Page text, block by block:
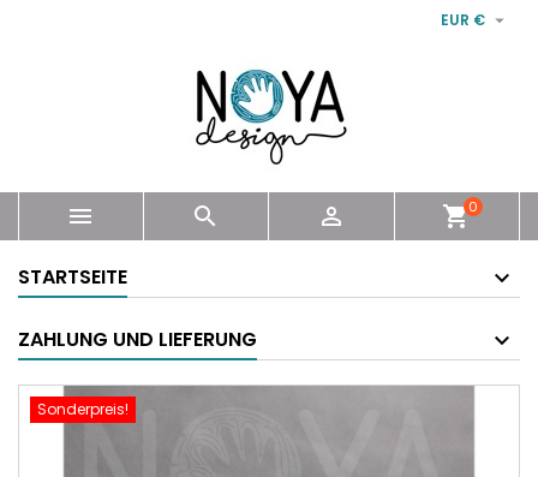
EUR € 
   shopping_cart0
STARTSEITE
ZAHLUNG UND LIEFERUNG
Sonderpreis!